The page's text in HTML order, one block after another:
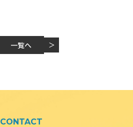
一覧へ ＞
CONTACT